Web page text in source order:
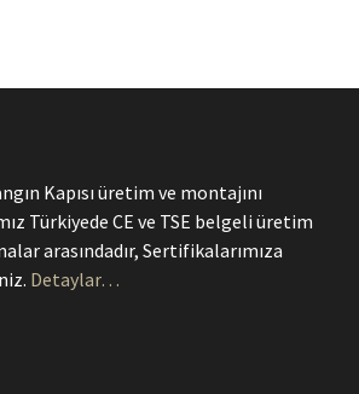
Kapısı üretim ve montajını
Türkiyede CE ve TSE belgeli üretim
arasındadır, Sertifikalarımıza
Detaylar…